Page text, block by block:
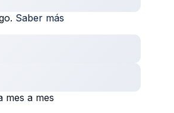
Saber más
mes a mes